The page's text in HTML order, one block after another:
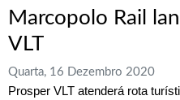
Marcopolo Rail
VLT
Quarta, 16 Dezembro 2020
Prosper VLT atenderá rota